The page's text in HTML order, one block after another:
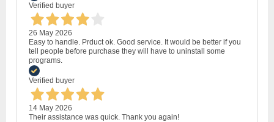
Verified buyer
26 May 2026
Easy to handle. Prduct ok. Good service. It would be better if you
tell people before purchase they will have to uninstall some
programs.
Verified buyer
14 May 2026
Their assistance was quick. Thank you again!